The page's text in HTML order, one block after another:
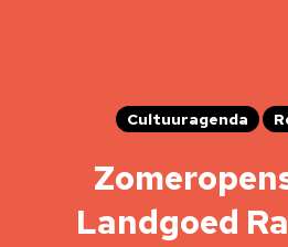
Cultuuragenda
Landgoed